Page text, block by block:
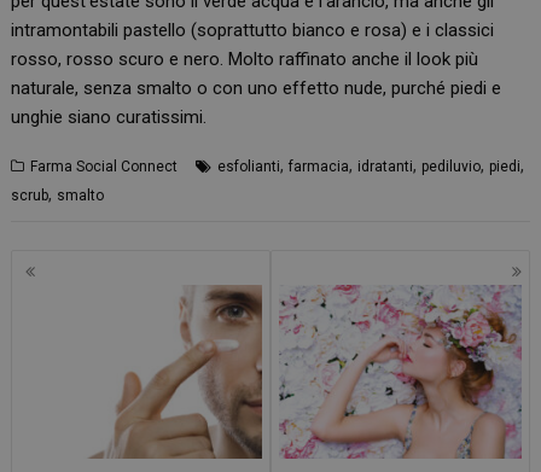
intramontabili pastello (soprattutto bianco e rosa) e i classici
rosso, rosso scuro e nero. Molto raffinato anche il look più
naturale, senza smalto o con uno effetto nude, purché piedi e
unghie siano curatissimi.
Farma Social Connect esfolianti,farmacia, idratanti, pediluvio, piedi,
scrub, smalto
Navigazione